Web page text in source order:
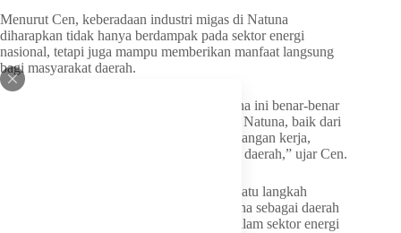
Menurut Cen, keberadaan industri migas di Natuna
diharapkan tidak hanya berdampak pada sektor energi
nasional, tetapi juga mampu memberikan manfaat langsung
bagi masyarakat daerah.
“Kami berharap pengembangan Migas Tuna ini benar-benar
membawa dampak positif bagi masyarakat Natuna, baik dari
sisi pertumbuhan ekonomi, pembukaan lapangan kerja,
maupun kontribusi terhadap pembangunan daerah,” ujar Cen.
Ia menilai eksplorasi migas menjadi salah satu langkah
strategis untuk mendorong kemajuan Natuna sebagai daerah
perbatasan yang memiliki posisi penting dalam sektor energi